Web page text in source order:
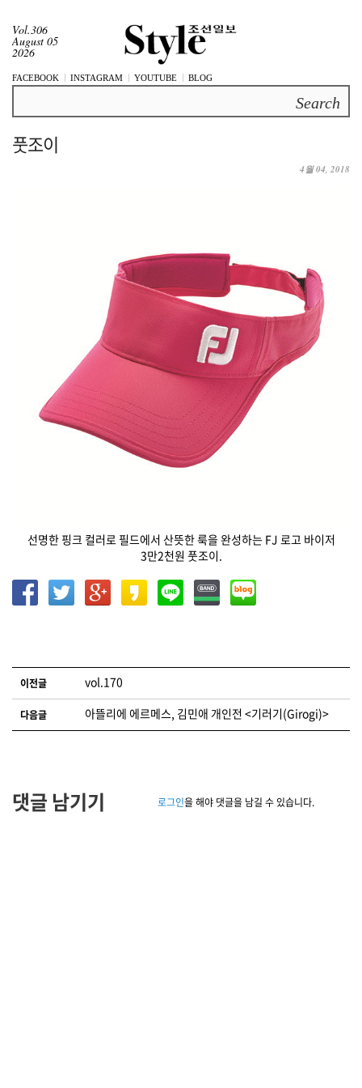
Vol.306
August 05
2026
FACEBOOK INSTAGRAM YOUTUBE BLOG
풋조이
4월 04, 2018
선명한 핑크 컬러로 필드에서 산뜻한 룩을 완성하는 FJ 로고 바이저
3만2천원 풋조이.
글 네비게이션
이전글 vol.170
다음글 아뜰리에 에르메스, 김민애 개인전 <기러기(Girogi)>
댓글 남기기 로그인을 해야 댓글을 남길 수 있습니다.